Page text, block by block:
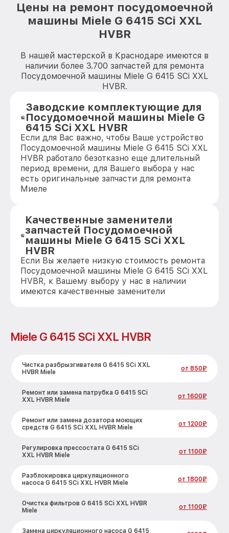
Цены на ремонт посудомоечной
машины Miele G 6415 SCi XXL
HVBR
В нашей мастерской в Краснодаре имеются в
наличии более 3.700 запчастей для ремонта
Посудомоечной машины Miele G 6415 SCi XXL
HVBR.
Заводские комплектующие для
Посудомоечной машины Miele G
6415 SCi XXL HVBR
Если для Вас важно, чтобы Ваше устройство
Посудомоечной машины Miele G 6415 SCi XXL
HVBR работало безотказно еще длительный
период времени, для Вашего выбора у нас
есть оригинальные запчасти для ремонта
Миеле
Качественные заменители
запчастей Посудомоечной
машины Miele G 6415 SCi XXL
HVBR
Если Вы желаете низкую стоимость ремонта
Посудомоечной машины Miele G 6415 SCi XXL
HVBR, к Вашему выбору у нас в наличии
имеются качественные заменители
Miele G 6415 SCi XXL HVBR
Чистка разбрызгивателя G 6415 SCi XXL
HVBR Miele
от 850₽
Ремонт или замена патрубка G 6415 SCi
XXL HVBR Miele
от 1600₽
Ремонт или замена дозатора моющих
средств G 6415 SCi XXL HVBR Miele
от 1200₽
Регулировка прессостата G 6415 SCi
XXL HVBR Miele
от 1100₽
Разблокировка циркуляционного
насоса G 6415 SCi XXL HVBR Miele
от 1800₽
Очистка фильтров G 6415 SCi XXL HVBR
Miele
от 1100₽
Замена циркуляционного насоса G 6415